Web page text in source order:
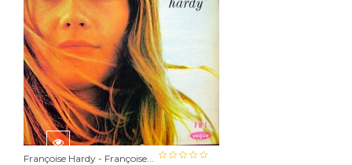
Françoise Hardy - Françoise...